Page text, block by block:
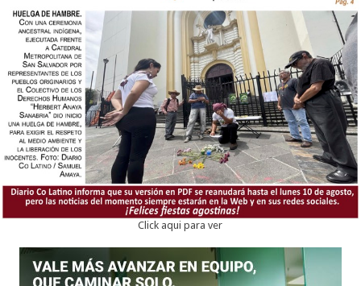
Click aqui para ver